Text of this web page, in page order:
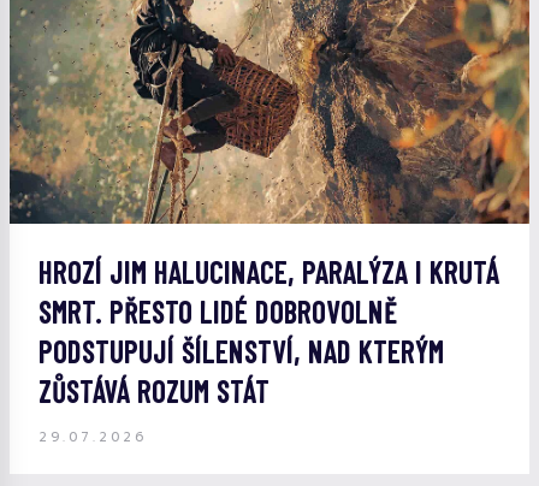
HROZÍ JIM HALUCINACE, PARALÝZA I KRUTÁ
SMRT. PŘESTO LIDÉ DOBROVOLNĚ
PODSTUPUJÍ ŠÍLENSTVÍ, NAD KTERÝM
ZŮSTÁVÁ ROZUM STÁT
29.07.2026